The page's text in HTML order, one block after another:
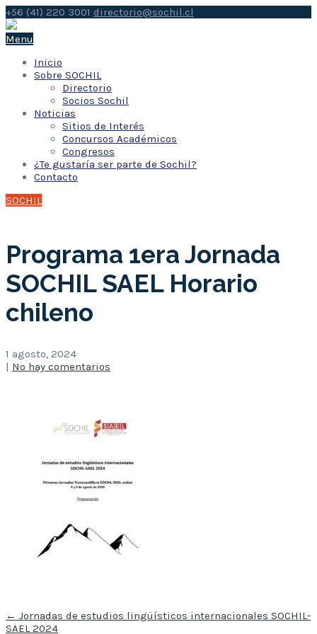
+56 (41) 220 3001 directorio@sochil.cl
Menu
Inicio
Sobre SOCHIL
Directorio
Socios Sochil
Noticias
Sitios de Interés
Concursos Académicos
Congresos
¿Te gustaría ser parte de Sochil?
Contacto
SOCHIL
Programa 1era Jornada
SOCHIL SAEL Horario
chileno
1 agosto, 2024
| No hay comentarios
Post
navigation
← Jornadas de estudios lingüísticos internacionales SOCHIL-
SAEL 2024